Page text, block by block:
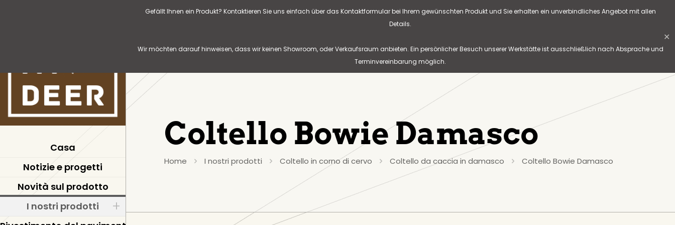
Gefällt Ihnen ein Produkt? Kontaktieren Sie uns einfach über das Kontaktformular bei Ihrem gewünschten Produkt und Sie erhalten ein unverbindliches Angebot mit allen
Details.
Wir möchten darauf hinweisen, dass wir keinen Showroom, oder Verkaufsraum anbieten. Ein persönlicher Besuch unserer Werkstätte ist ausschließlich nach Absprache und
Terminvereinbarung möglich.
✕
Casa
Notizie e progetti
Novità sul prodotto
I nostri prodotti
Coltello Bowie Damasco
Home I nostri prodotti Coltello in corno di cervo Coltello da caccia in damasco Coltello Bowie Damasco